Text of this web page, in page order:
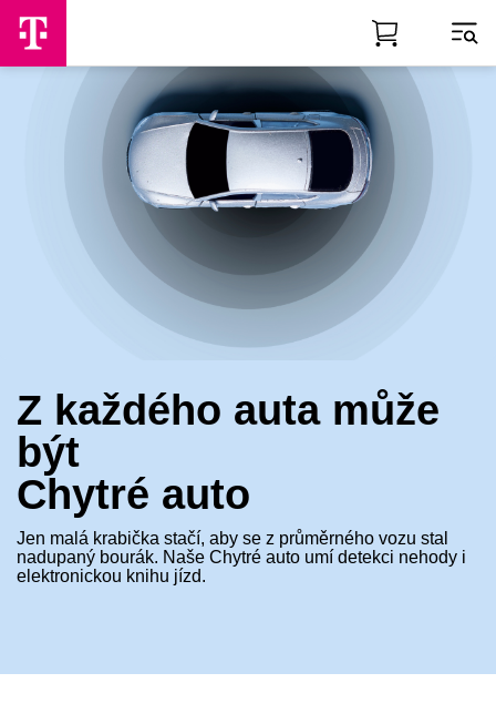
Skip to Main Content
Zařízení Chytré auto
Z každého auta může
být
Chytré auto
Jen malá krabička stačí, aby se z průměrného vozu stal
nadupaný bourák. Naše Chytré auto umí detekci nehody i
elektronickou knihu jízd.